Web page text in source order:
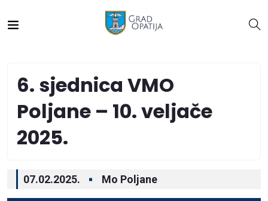
6. sjednica VMO
Poljane – 10. veljače
2025.
07.02.2025. Mo Poljane